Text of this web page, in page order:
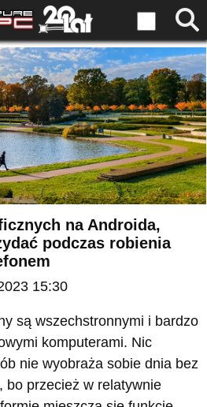
na Androida,
podczas robienia
15:30
są wszechstronnymi i bardzo
komputerami. Nic
nie wyobraża sobie dnia bez
bo przecież w relatywnie